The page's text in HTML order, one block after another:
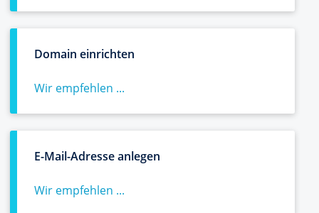
Domain einrichten
Wir empfehlen ...
E-Mail-Adresse anlegen
Wir empfehlen ...